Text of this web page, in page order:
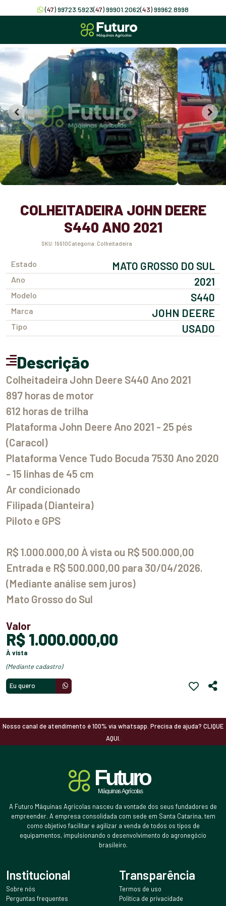
(47) 99723.5923(47) 99901.2062(43) 99962.8998
COLHEITADEIRA JOHN DEERE
S440 ANO 2021
SKU: 19910 Categoria: Colheitadeira
Estado MATO GROSSO DO SUL
Ano 2021
Modelo S440
Marca JOHN DEERE
Tipo USADO
Descrição
Colheitadeira John Deere S440 Ano 2021
897 horas de motor
612 horas de trilha
Plataforma John Deere Ano 2021 - 25 pés
(Caracol)
Plataforma Vence Tudo Bocuda 7530 Ano 2020
- 15 linhas de 45 cm
Ar condicionado
Filipada (Dianteira)
Piloto e GPS
R$ 1.000.000,00 À vista ou R$ 500.000,00
Entrada e R$ 500.000,00 para 30/04/2026.
(Mediante análise sem juros)
Mato Grosso do Sul
Valor
R$ 1.000.000,00
à vista
(mediante cadastro)
Eu quero
Nosso canal de atendimento é 100% via whatsapp. Precisa de ajuda? CLIQUE
AQUI.
A Futuro Máquinas Agrícolas nasceu da vontade dos seus fundadores de
empreender. A empresa consolidada com sede em Santa Catarina, tem
como objetivo facilitar e agilizar a venda de todos os tipos de
equipamentos, impulsionando o desenvolvimento do agronegócio
brasileiro.
Institucional
Sobre nós
Perguntas frequentes
Transparência
Termos de uso
Política de privacidade